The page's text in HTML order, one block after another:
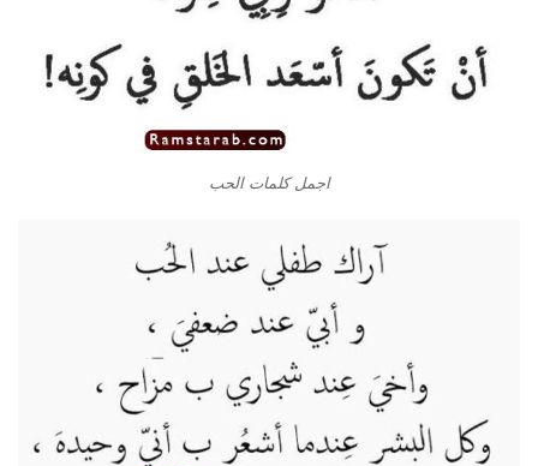
اجمل كلمات الحب